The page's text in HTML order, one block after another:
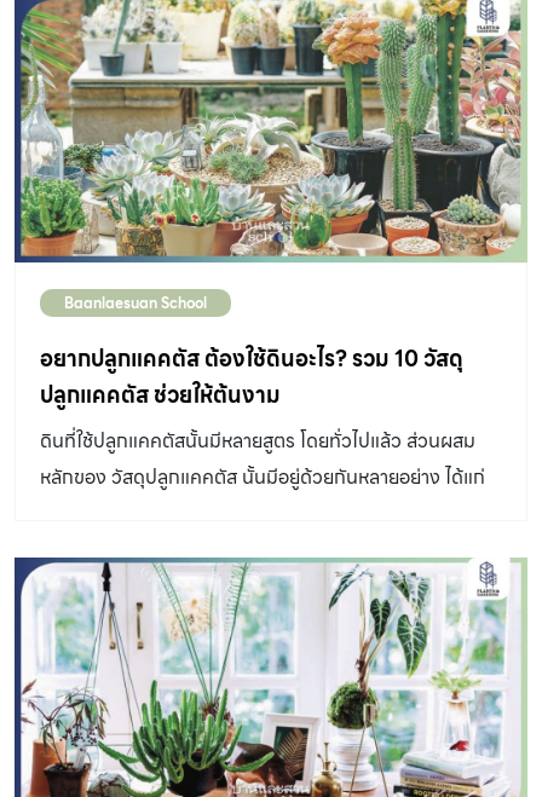
Baanlaesuan School
อยากปลูกแคคตัส ต้องใช้ดินอะไร? รวม 10 วัสดุ
ปลูกแคคตัส ช่วยให้ต้นงาม
ดินที่ใช้ปลูกแคคตัสนั้นมีหลายสูตร โดยทั่วไปแล้ว ส่วนผสม
หลักของ วัสดุปลูกแคคตัส นั้นมีอยู่ด้วยกันหลายอย่าง ได้แก่